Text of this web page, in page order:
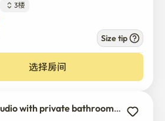
3楼
Size tip
选择房间
Outside window studio with private bathroom. 310